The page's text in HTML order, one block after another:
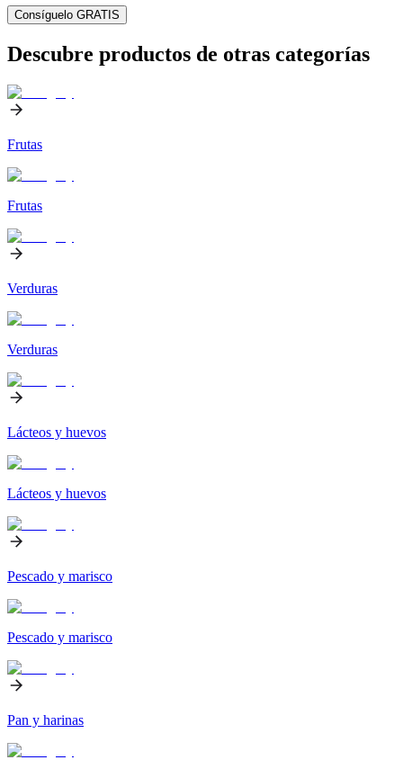
Consíguelo GRATIS
Descubre productos de otras categorías
Frutas
Frutas
Verduras
Verduras
Lácteos y huevos
Lácteos y huevos
Pescado y marisco
Pescado y marisco
Pan y harinas